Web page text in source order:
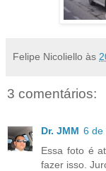
Felipe Nicoliello às
3 comentários:
Dr. JMM 6 de
Essa foto é
fazer isso.